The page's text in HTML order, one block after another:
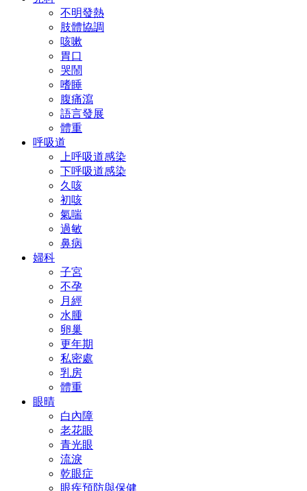
不明發熱
肢體協調
咳嗽
胃口
哭鬧
嗜睡
腹痛瀉
語言發展
體重
呼吸道
上呼吸道感染
下呼吸道感染
久咳
初咳
氣喘
過敏
鼻病
婦科
子宮
不孕
月經
水腫
卵巢
更年期
私密處
乳房
體重
眼晴
白內障
老花眼
青光眼
流淚
乾眼症
眼疾預防與保健